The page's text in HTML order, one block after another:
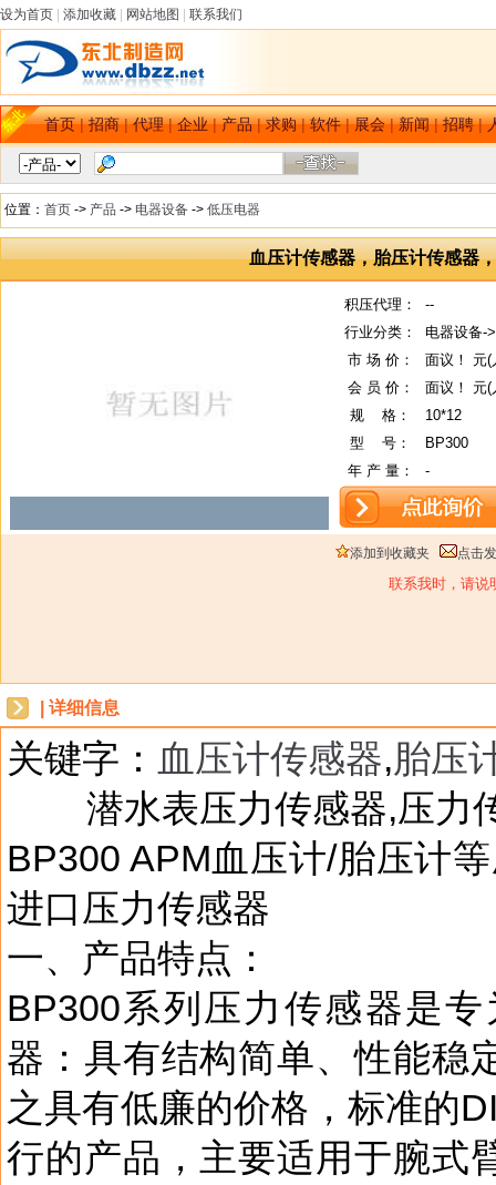
设为首页 添加收藏 网站地图 联系我们
首页|招商|代理|企业|产品|求购|软件|展会|新闻|招聘|
位置： 首页 -> 产品 -> 电器设备 -> 低压电器
血压计传感器，胎压计传感器
积压代理：
--
行业分类：
电器设备-
市 场 价：
面议！ 元(
会 员 价：
面议！ 元(
规
格：
10*12
型
号：
BP300
年 产 量：
-
添加到收藏夹 点击
联系我时，请说
| 详细信息
关键字： 血压计传感器,胎压
潜水表压力传感器,压力
BP300 APM血压计/胎压计
进口压力传感器
一、产品特点：
BP300系列压力传感器是
器：具有结构简单、性能稳
之具有低廉的价格，标准的
行的产品，主要适用于腕式